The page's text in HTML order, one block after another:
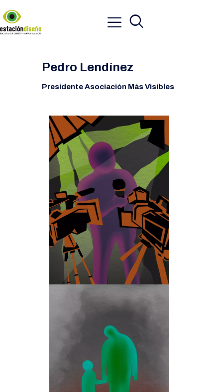
Pedro Lendínez
Presidente Asociación Más Visibles